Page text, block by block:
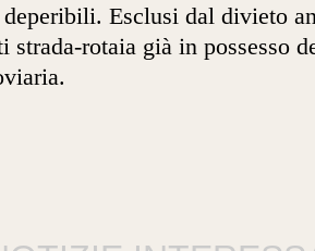
Esclusi dal divieto
strada-rotaia già in possesso